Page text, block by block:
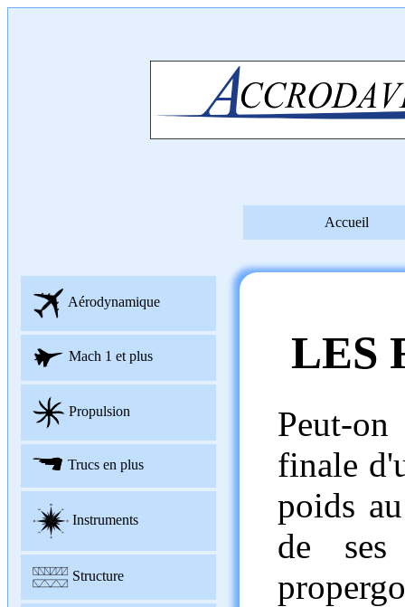
Accueil
Aérodynamique
Mach 1 et plus
Propulsion
Trucs en plus
Instruments
Structure
LES
Peut-
finale
poids
de